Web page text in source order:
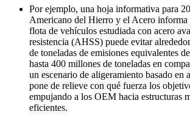
Por ejemplo, una hoja informativa para
Americano del Hierro y el Acero informa
flota de vehículos estudiada con acero
resistencia (AHSS) puede evitar
de toneladas de emisiones equivalentes
hasta 400 millones de toneladas en
un escenario de aligeramiento basado en
pone de relieve con qué fuerza los
empujando a los OEM hacia estructuras
eficientes.